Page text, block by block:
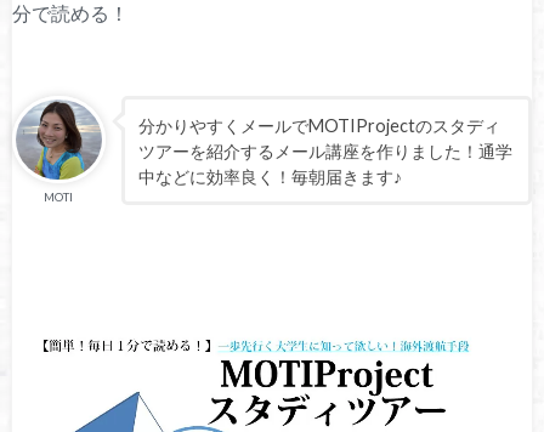
分で読める！
MOTI
分かりやすくメールでMOTIProjectのスタディ
ツアーを紹介するメール講座を作りました！通学
中などに効率良く！毎朝届きます♪